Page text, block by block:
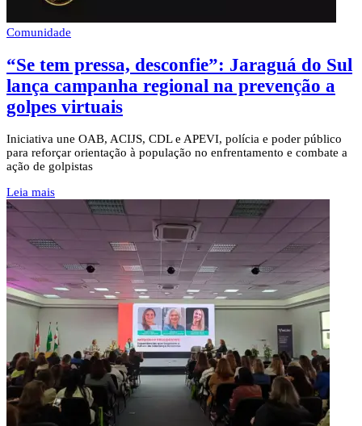
Comunidade
“Se tem pressa, desconfie”: Jaraguá do Sul
lança campanha regional na prevenção a
golpes virtuais
Iniciativa une OAB, ACIJS, CDL e APEVI, polícia e poder público
para reforçar orientação à população no enfrentamento e combate a
ação de golpistas
Leia mais